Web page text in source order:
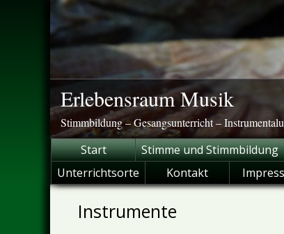
Erlebensraum Musik
Stimmbildung – Gesangsunterricht –
Start Stimme und Stimmbildung
Unterrichtsorte
Kontakt
Instrumente